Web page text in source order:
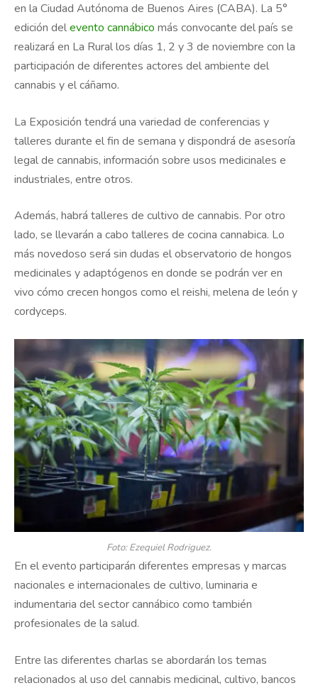
en la Ciudad Autónoma de Buenos Aires (CABA). La 5°
edición delevento cannábico más convocante del país se
realizará en La Rural los días 1, 2 y 3 de noviembre con la
participación de diferentes actores del ambiente del
cannabis y el cáñamo.
La Exposición tendrá una variedad de conferencias y
talleres durante el fin de semana y dispondrá de asesoría
legal de cannabis, información sobre usos medicinales e
industriales, entre otros.
Además, habrá talleres de cultivo de cannabis. Por otro
lado, se llevarán a cabo talleres de cocina cannabica. Lo
más novedoso será sin dudas el observatorio de hongos
medicinales y adaptógenos en donde se podrán ver en
vivo cómo crecen hongos como el reishi, melena de león y
cordyceps.
Foto: Ezequiel Rodriguez.
En el evento participarán diferentes empresas y marcas
nacionales e internacionales de cultivo, luminaria e
indumentaria del sector cannábico como también
profesionales de la salud.
Entre las diferentes charlas se abordarán los temas
relacionados al uso del cannabis medicinal, cultivo, bancos